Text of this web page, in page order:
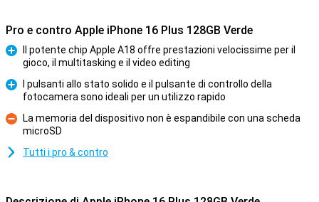
Pro e contro Apple iPhone 16 Plus 128GB Verde
Il potente chip Apple A18 offre prestazioni velocissime per il
gioco, il multitasking e il video editing
I pulsanti allo stato solido e il pulsante di controllo della
fotocamera sono ideali per un utilizzo rapido
Contro
La memoria del dispositivo non è espandibile con una scheda
microSD
Tutti i pro & contro